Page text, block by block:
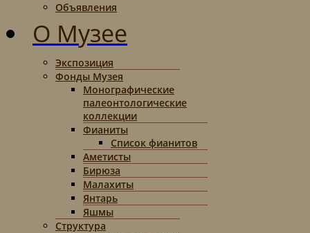
Объявления
О Музее
Экспозиция
Фонды Музея
Монографические
палеонтологические
коллекции
Фианиты
Список фианитов
Аметисты
Бирюза
Малахиты
Янтарь
Яшмы
Структура